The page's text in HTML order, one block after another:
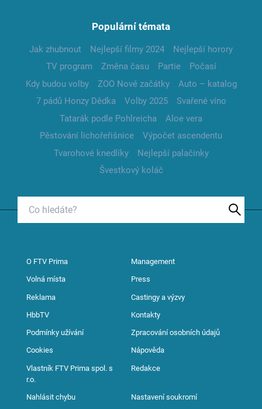
Populární témata
Jak zhubnout Nejlepší filmy 2024
Nejlepší horory
TV program
Změna času Partie
Počasí
Kdy budou volby
ZOO Nové začátky
Auto – katalog
7 pádů Honzy Dědka
Volby 2025
Svařené víno
Tatarák podle Pohlreicha
Aloe vera
Pěstování lichořeřišnice
Výpočet ascendentu
Tvarohové knedlíky
Nejlepší palačinky
Švestkový koláč
O FTV Prima Management
Volná místa Press
Reklama Castingy a výzvy
HbbTV Kontakty
Podmínky užívání Zpracování osobních údajů
Cookies Nápověda
Vlastník FTV Prima spol. s
r.o.
Redakce
Nahlásit chybu Nastavení soukromí